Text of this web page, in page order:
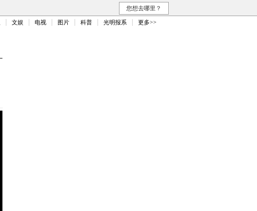
您想去哪里？
文娱 电视 图片 科普 光明报系 更多>>